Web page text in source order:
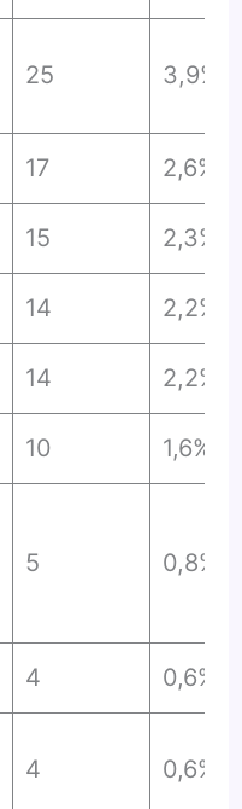
25 3,9%
17 2,6%
15 2,3%
14 2,2%
14 2,2%
10 1,6%
5 0,8%
4 0,6%
4 0,6%